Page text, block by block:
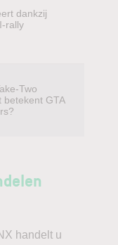
dankzij
rally
Two
betekent GTA
handelt u